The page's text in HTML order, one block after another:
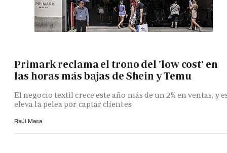
Primark reclama el trono del 'low cost' en
las horas más bajas de Shein y Temu
El negocio textil crece este año más de un 2% en ventas, y
eleva la pelea por captar clientes
Raúl Masa